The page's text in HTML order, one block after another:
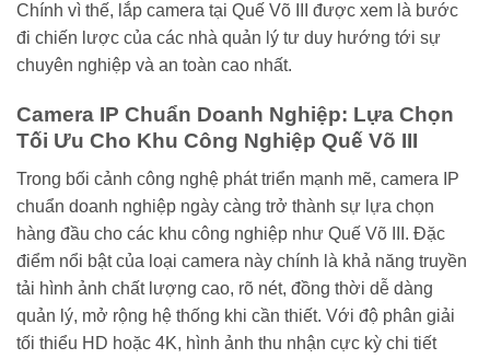
Chính vì thế, lắp camera tại Quế Võ III được xem là bước
đi chiến lược của các nhà quản lý tư duy hướng tới sự
chuyên nghiệp và an toàn cao nhất.
Camera IP Chuẩn Doanh Nghiệp: Lựa Chọn
Tối Ưu Cho Khu Công Nghiệp Quế Võ III
Trong bối cảnh công nghệ phát triển mạnh mẽ, camera IP
chuẩn doanh nghiệp ngày càng trở thành sự lựa chọn
hàng đầu cho các khu công nghiệp như Quế Võ III. Đặc
điểm nổi bật của loại camera này chính là khả năng truyền
tải hình ảnh chất lượng cao, rõ nét, đồng thời dễ dàng
quản lý, mở rộng hệ thống khi cần thiết. Với độ phân giải
tối thiểu HD hoặc 4K, hình ảnh thu nhận cực kỳ chi tiết